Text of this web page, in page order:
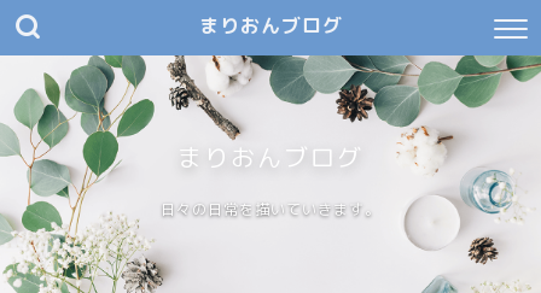
まりおんブログ
まりおんブログ
日々の日常を描いていきます。